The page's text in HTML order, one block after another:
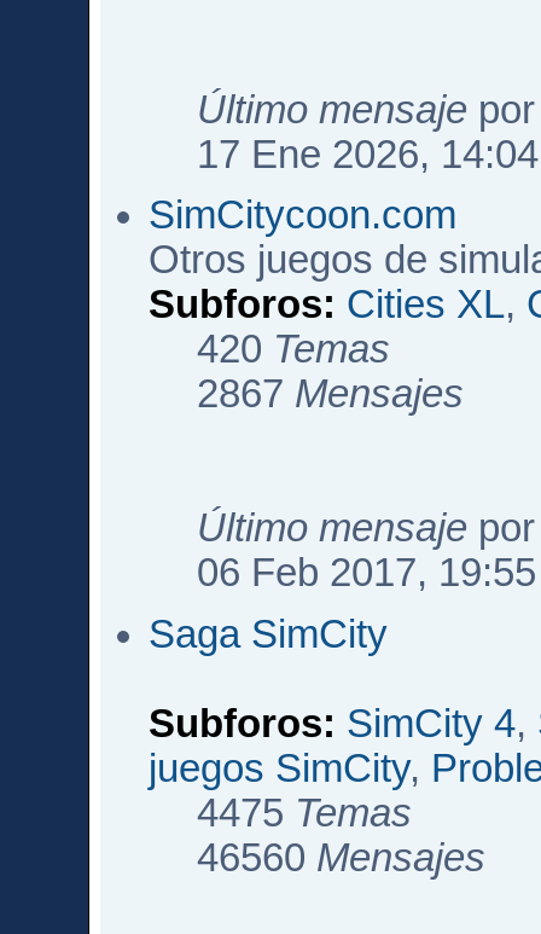
Último mensaje
17 Ene 2026, 14:04
SimCitycoon.com
Otros juegos de
Subforos: Cities XL,
420 Temas
2867 Mensajes
Último mensaje
06 Feb 2017, 19:55
Saga SimCity
Subforos: SimCity 4,
juegos SimCity,
4475 Temas
46560 Mensajes